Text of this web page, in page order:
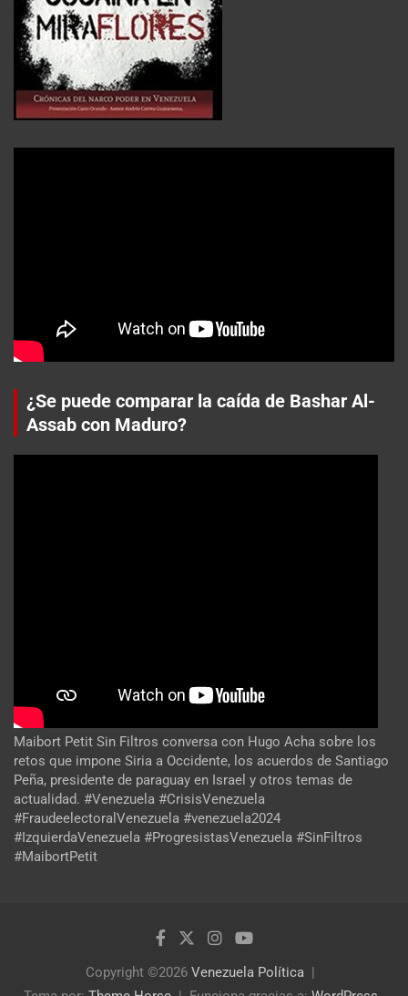
¿Se puede comparar la caída de Bashar Al-
Assab con Maduro?
Maibort Petit Sin Filtros conversa con Hugo Acha sobre los
retos que impone Siria a Occidente, los acuerdos de Santiago
Peña, presidente de paraguay en Israel y otros temas de
actualidad. #Venezuela #CrisisVenezuela
#FraudeelectoralVenezuela #venezuela2024
#IzquierdaVenezuela #ProgresistasVenezuela #SinFiltros
#MaibortPetit
Copyright ©2026 Venezuela Política